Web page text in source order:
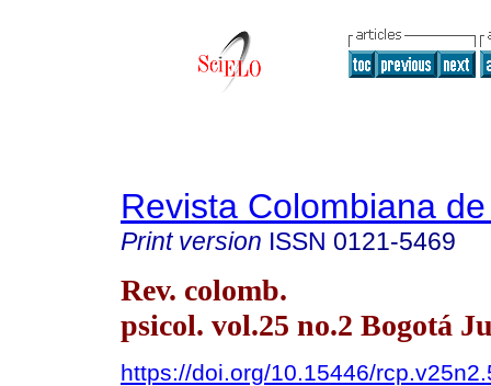
Revista Colombiana
Print version ISSN 0121-5469
Rev. colomb.
psicol. vol.25 no.2 Bogotá
https://doi.org/10.15446/